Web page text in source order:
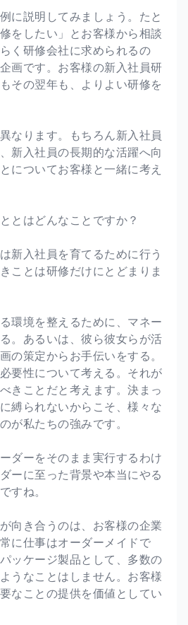
に説明してみましょう。たと
をしたい」とお客様から相談
く研修会社に求められるの
画です。お客様の新入社員研
その翌年も、よりよい研修を
なります。もちろん新入社員
新入社員の長期的な活躍へ向
についてお客様と一緒に考え
とはどんなことですか？
新入社員を育てるために行う
ことは研修だけにとどまりま
環境を整えるために、マネー
。あるいは、彼ら彼女らが活
の策定からお手伝いをする。
要性について考える。それが
きことだと考えます。決まっ
縛られないからこそ、様々な
が私たちの強みです。
ーをそのまま実行するわけ
ーに至った背景や本当にやる
すね。
向き合うのは、お客様の企業
に仕事はオーダーメイドで
ッケージ製品として、多数の
うなことはしません。お客様
なことの提供を価値としてい